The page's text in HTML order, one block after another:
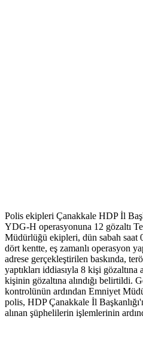
Polis ekipleri Çanakkale HDP İl
YDG-H operasyonuna 12 gözaltı
Müdürlüğü ekipleri, dün sabah saat
dört kentte, eş zamanlı operasyon
adrese gerçekleştirilen baskında,
yaptıkları iddiasıyla 8 kişi gözaltına
kişinin gözaltına alındığı belirtildi.
kontrolünün ardından Emniyet
polis, HDP Çanakkale İl
alınan şüphelilerin işlemlerinin